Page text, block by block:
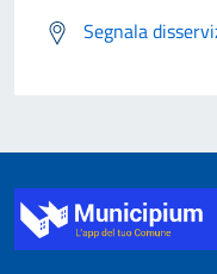
Segnala